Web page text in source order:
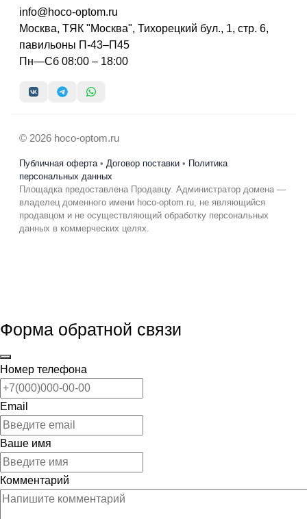
info@hoco-optom.ru
Москва, ТЯК "Москва", Тихорецкий бул., 1, стр. 6,
павильоны П-43–П45
Пн—Сб 08:00 – 18:00
© 2026 hoco-optom.ru
Публичная оферта• Договор поставки • Политика
персональных данных
Площадка предоставлена Продавцу. Администратор домена —
владелец доменного имени hoco-optom.ru, не являющийся
продавцом и не осуществляющий обработку персональных
данных в коммерческих целях.
Форма обратной связи
Номер телефона
Email
Ваше имя
Комментарий